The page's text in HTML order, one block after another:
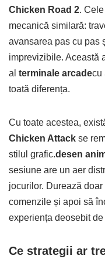
Chicken Road 2.
mecanică similară:
avansarea pas cu pas
imprevizibile. Această
al terminale arcadecu
toată diferența.
Cu toate acestea,
Chicken Attack se
stilul grafic.desen
sesiune are un aer
jocurilor. Durează
comenzile și apoi să
experiența deosebit
Ce strategii ar